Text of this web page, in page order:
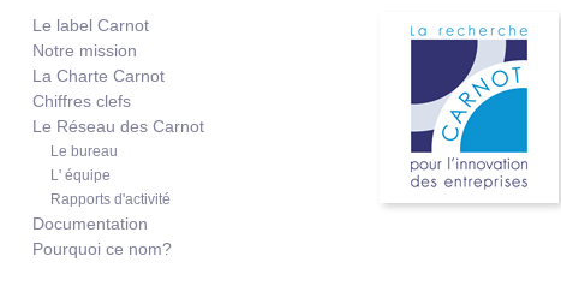
Le label Carnot
Notre mission
La Charte Carnot
Chiffres clefs
Le Réseau des Carnot
Le bureau
L' équipe
Rapports d'activité
Documentation
Pourquoi ce nom?